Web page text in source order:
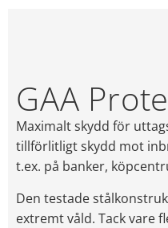
GAA
Maximalt skydd för
tillförlitligt skydd mot
t.ex. på banker,
Den testade
extremt våld. Tack vare